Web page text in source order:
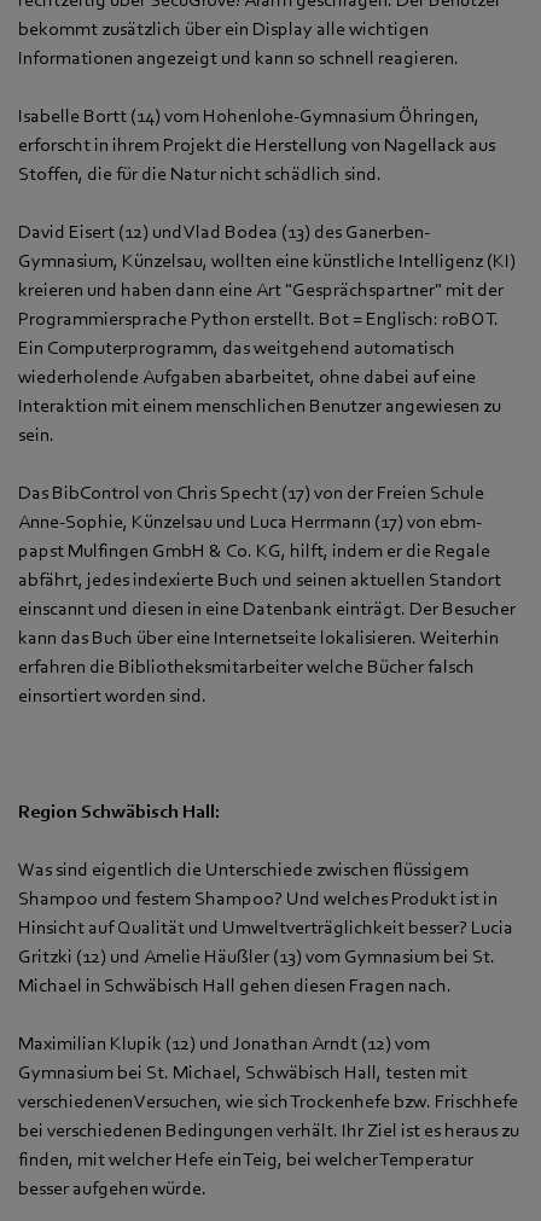
bekommt zusätzlich über ein Display alle wichtigen
Informationen angezeigt und kann so schnell reagieren.
Isabelle Bortt (14) vom Hohenlohe-Gymnasium Öhringen,
erforscht in ihrem Projekt die Herstellung von Nagellack aus
Stoffen, die für die Natur nicht schädlich sind.
David Eisert (12) und Vlad Bodea (13) des Ganerben-
Gymnasium, Künzelsau, wollten eine künstliche Intelligenz (KI)
kreieren und haben dann eine Art "Gesprächspartner" mit der
Programmiersprache Python erstellt. Bot = Englisch: roBOT.
Ein Computerprogramm, das weitgehend automatisch
wiederholende Aufgaben abarbeitet, ohne dabei auf eine
Interaktion mit einem menschlichen Benutzer angewiesen zu
sein.
Das BibControl von Chris Specht (17) von der Freien Schule
Anne-Sophie, Künzelsau und Luca Herrmann (17) von ebm-
papst Mulfingen GmbH & Co. KG, hilft, indem er die Regale
abfährt, jedes indexierte Buch und seinen aktuellen Standort
einscannt und diesen in eine Datenbank einträgt. Der Besucher
kann das Buch über eine Internetseite lokalisieren. Weiterhin
erfahren die Bibliotheksmitarbeiter welche Bücher falsch
einsortiert worden sind.
Region Schwäbisch Hall:
Was sind eigentlich die Unterschiede zwischen flüssigem
Shampoo und festem Shampoo? Und welches Produkt ist in
Hinsicht auf Qualität und Umweltverträglichkeit besser? Lucia
Gritzki (12) und Amelie Häußler (13) vom Gymnasium bei St.
Michael in Schwäbisch Hall gehen diesen Fragen nach.
Maximilian Klupik (12) und Jonathan Arndt (12) vom
Gymnasium bei St. Michael, Schwäbisch Hall, testen mit
verschiedenen Versuchen, wie sich Trockenhefe bzw. Frischhefe
bei verschiedenen Bedingungen verhält. Ihr Ziel ist es heraus zu
finden, mit welcher Hefe ein Teig, bei welcher Temperatur
besser aufgehen würde.